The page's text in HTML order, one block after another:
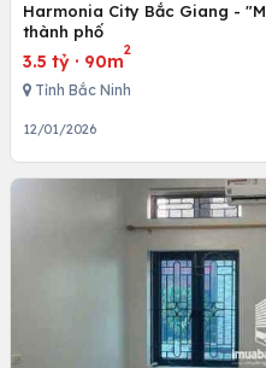
Harmonia City Bắc Giang -
thành phố
3.5 tỷ · 90m
2
Tỉnh Bắc Ninh
12/01/2026